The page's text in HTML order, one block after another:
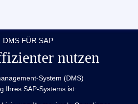
DMS FÜR SAP
nutzen
System (DMS)
Ihres SAP-Systems ist: